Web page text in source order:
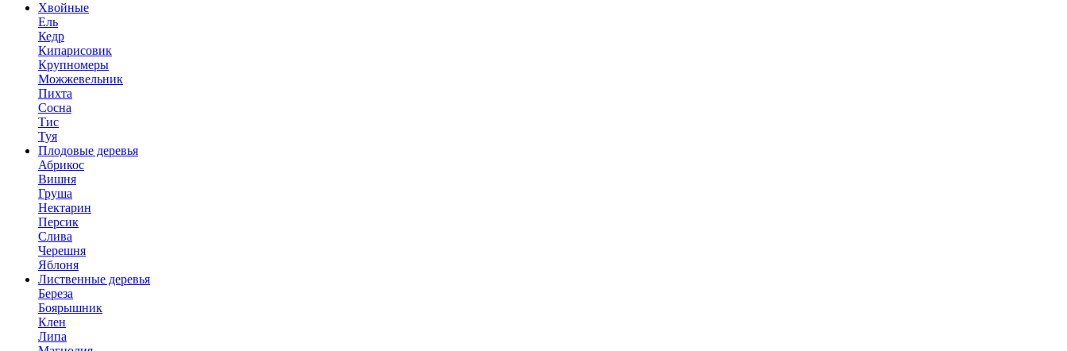
Хвойные
Ель
Кедр
Кипарисовик
Крупномеры
Можжевельник
Пихта
Сосна
Тис
Туя
Плодовые деревья
Абрикос
Вишня
Груша
Нектарин
Персик
Слива
Черешня
Яблоня
Лиственные деревья
Береза
Боярышник
Клен
Липа